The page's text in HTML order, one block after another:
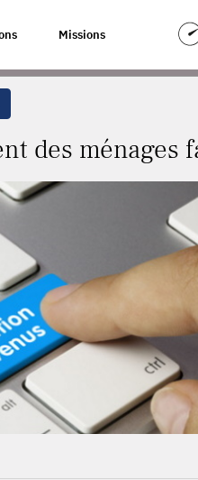
Missions
FISCALES
des ménages